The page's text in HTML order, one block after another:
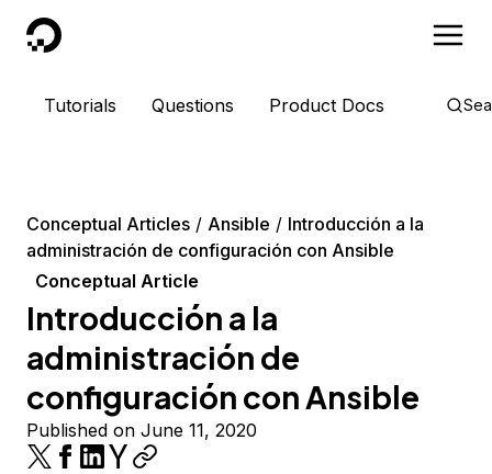
DigitalOcean
Tutorials Questions Product Docs
Conceptual Articles Ansible
Introducción a la
administración de configuración con Ansible
Conceptual Article
Introducción a la
administración de
configuración con Ansible
Published on June 11, 2020